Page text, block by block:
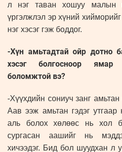
л нэг таван хошуу малын
үргэлжлэл эр хүний
нэг хэсэг гэж боддог.
-Хүн амьтадтай ойр дотно
хэсэг болгосноор ямар
боломжтой вэ?
-Хүүхдийн сониуч занг
Аав ээж амьтан гэдэг утгаар
аль болох хөлөөс нь хол
сургасан аашийг нь
хичээдэг. Бид бол шуудхан л